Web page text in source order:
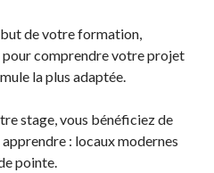
de votre formation,
comprendre votre projet
la plus adaptée.
stage, vous bénéficiez de
: locaux modernes
pointe.